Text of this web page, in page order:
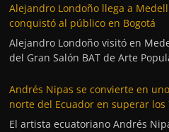
Alejandro Londoño llega a
conquistó al público en Bogotá
Alejandro Londoño visitó en
del Gran Salón BAT de Arte
Andrés Nipas se convierte en
norte del Ecuador en superar
El artista ecuatoriano Andrés